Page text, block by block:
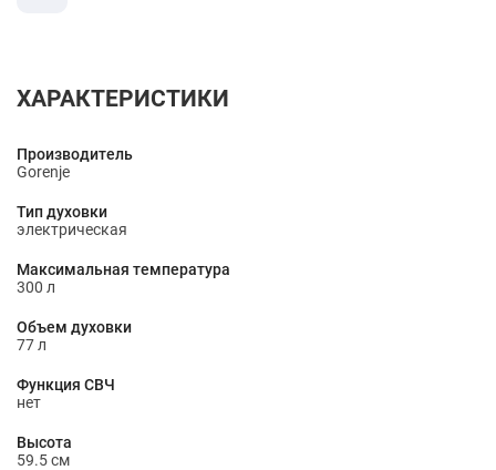
ХАРАКТЕРИСТИКИ
Производитель
Gorenje
Тип духовки
электрическая
Максимальная температура
300 л
Объем духовки
77 л
Функция СВЧ
нет
Высота
59.5 см